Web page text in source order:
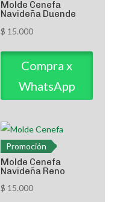
Molde Cenefa
Navideña Duende
$ 15.000
Compra x
WhatsApp
Promoción
Molde Cenefa
Navideña Reno
$ 15.000